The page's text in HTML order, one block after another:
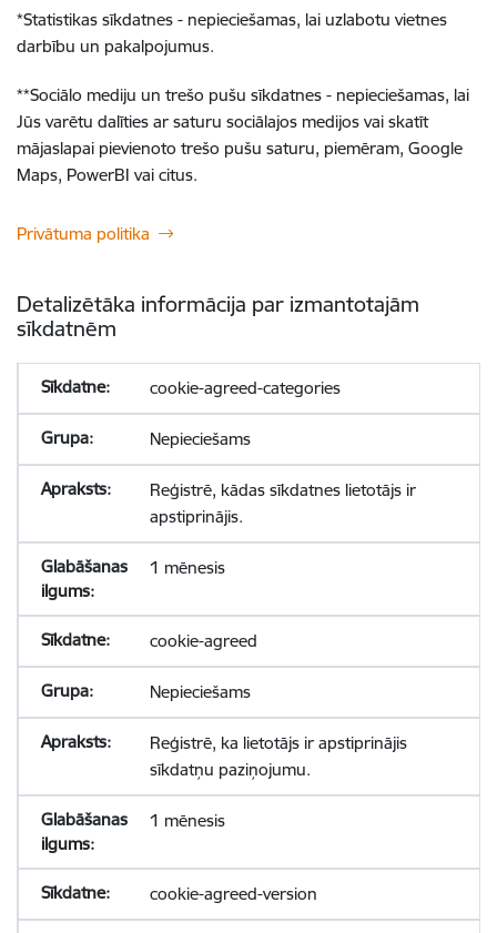
*Statistikas sīkdatnes - nepieciešamas, lai uzlabotu vietnes
darbību un pakalpojumus.
**Sociālo mediju un trešo pušu sīkdatnes - nepieciešamas, lai
Jūs varētu dalīties ar saturu sociālajos medijos vai skatīt
mājaslapai pievienoto trešo pušu saturu, piemēram, Google
Maps, PowerBI vai citus.
Privātuma politika
Detalizētāka informācija par izmantotajām
sīkdatnēm
cookie-agreed-categories
Nepieciešams
Reģistrē, kādas sīkdatnes lietotājs ir
apstiprinājis.
1 mēnesis
cookie-agreed
Nepieciešams
Reģistrē, ka lietotājs ir apstiprinājis
sīkdatņu paziņojumu.
1 mēnesis
cookie-agreed-version